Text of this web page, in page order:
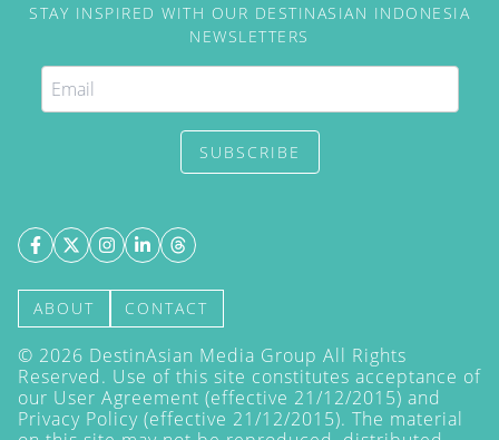
STAY INSPIRED WITH OUR DESTINASIAN INDONESIA
NEWSLETTERS
SUBSCRIBE
ABOUT CONTACT
© 2026 DestinAsian Media Group All Rights
Reserved. Use of this site constitutes acceptance of
our User Agreement (effective 21/12/2015) and
Privacy Policy (effective 21/12/2015). The material